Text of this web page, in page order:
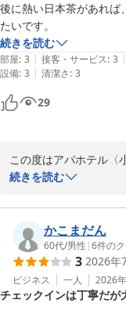
また、当日はお部屋に
料アップグレードをさ
少し広く感じられたか
おりましたら嬉しく存
今後もお客様に寄り添
のまたのご来館を、
フロント　上山
2026-06-14
後に熱い日本茶があれば
たいです。
続きを読む
部屋: 3 | 接客・サービス: 3 |
設備: 3 | 清潔さ: 3
29
この度はアパホテル〈
とうございます。また
朝食バイキングにつ
満足した」との大変
一同、大変喜んでおり
食事をお届けできるよ
おっしゃっていただけ
続きを読む
かこまだん
60代/男性 |6件の
3 2026年
ビジネス 一人 2026
チェックインは丁寧だが